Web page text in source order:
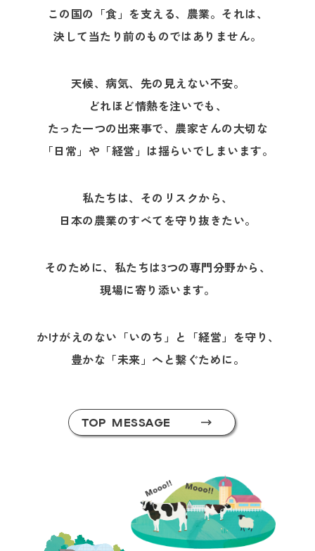
この国の「食」を支える、農業。それは、
決して当たり前のものではありません。
天候、病気、先の見えない不安。
どれほど情熱を注いでも、
たった一つの出来事で、農家さんの大切な
「日常」や「経営」は揺らいでしまいます。
私たちは、そのリスクから、
日本の農業のすべてを守り抜きたい。
そのために、私たちは3つの専門分野から、
現場に寄り添います。
かけがえのない「いのち」と「経営」を守り、
豊かな「未来」へと繋ぐために。
TOP MESSAGE